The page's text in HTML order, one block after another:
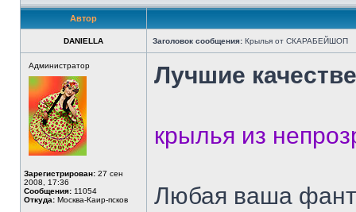
Автор
DANIELLA Заголовок сообщения: Крылья от СКАРАБЕЙШОП
Администратор
Зарегистрирован: 27 сен
2008, 17:36
Сообщения: 11054
Откуда: Москва-Каир-псков
Лучшие
крылья из
Любая ваша